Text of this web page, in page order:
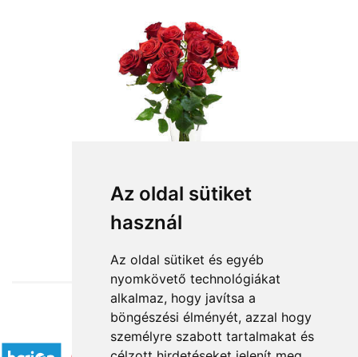
Az oldal sütiket
használ
Az oldal sütiket és egyéb
nyomkövető technológiákat
alkalmaz, hogy javítsa a
böngészési élményét, azzal hogy
személyre szabott tartalmakat és
from HUF4,080
Accepted payment methods